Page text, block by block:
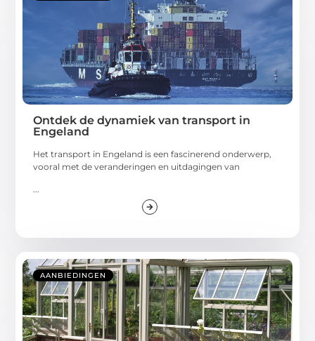
Ontdek de dynamiek van transport in
Engeland
Het transport in Engeland is een fascinerend onderwerp,
vooral met de veranderingen en uitdagingen van
...
AANBIEDINGEN